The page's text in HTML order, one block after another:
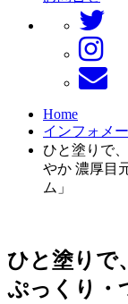
Home
インフォメ
ひと塗りで
やか 濃厚目
ム」
ひと塗りで
ぷっくり・